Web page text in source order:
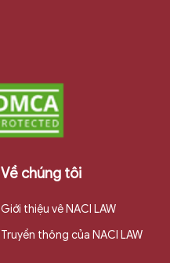
Về chúng tôi
Giới thiệu vê NACI LAW
Truyền thông của NACI LAW